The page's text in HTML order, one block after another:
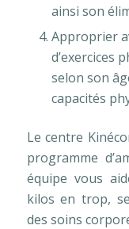
ainsi son
Approprier
d’exercices
selon son
capacités
Le centre
programme
équipe vous
kilos en trop,
des soins